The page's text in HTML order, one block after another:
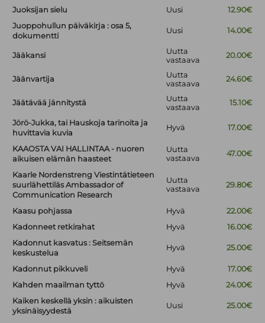
Juoksijan sielu Uusi
12.90€
Juoppohullun päiväkirja : osa 5,
dokumentti
Uusi 14.00€
Jääkansi
Uutta
vastaava
20.00€
Jäänvartija
Uutta
vastaava
24.60€
Jäätävää jännitystä
Uutta
vastaava
15.10€
Jörö-Jukka, tai Hauskoja tarinoita ja
huvittavia kuvia
Hyvä 17.00€
KAAOSTA VAI HALLINTAA - nuoren
aikuisen elämän haasteet
Uutta
vastaava
47.00€
Kaarle Nordenstreng Viestintätieteen
suurlähettiläs Ambassador of
Communication Research
Uutta
vastaava
29.80€
Kaasu pohjassa Hyvä
22.00€
Kadonneet retkirahat
Hyvä
16.00€
Kadonnut kasvatus : Seitsemän
keskustelua
Hyvä 25.00€
Kadonnut pikkuveli Hyvä
17.00€
Kahden maailman tyttö
Hyvä
24.00€
Kaiken keskellä yksin : aikuisten
yksinäisyydestä
Uusi 25.00€